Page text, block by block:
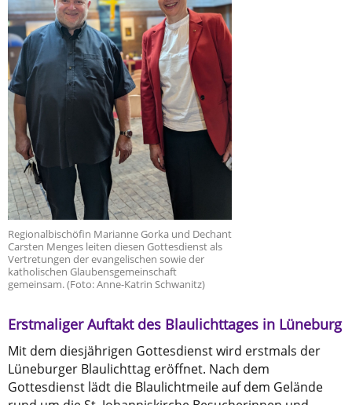
Regionalbischöfin Marianne Gorka und Dechant
Carsten Menges leiten diesen Gottesdienst als
Vertretungen der evangelischen sowie der
katholischen Glaubensgemeinschaft
gemeinsam. (Foto: Anne-Katrin Schwanitz)
Erstmaliger Auftakt des Blaulichttages in Lüneburg
Mit dem diesjährigen Gottesdienst wird erstmals der
Lüneburger Blaulichttag eröffnet. Nach dem
Gottesdienst lädt die Blaulichtmeile auf dem Gelände